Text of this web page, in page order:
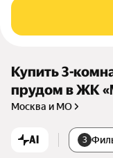
Купить 3-
прудом в ЖК
Москва и МО
AI 3